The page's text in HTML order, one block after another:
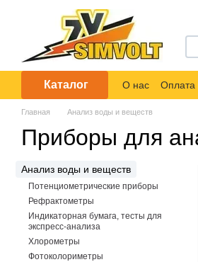
Перейти к основному контенту
Каталог О нас Оплата
Главная Анализ воды и веществ
Приборы для
Анализ воды и веществ
Потенциометрические приборы
Рефрактометры
Индикаторная бумага, тесты для
экспресс-анализа
Хлорометры
Фотоколориметры